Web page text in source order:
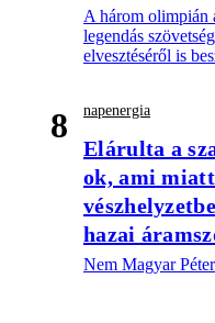
A három olimpián
legendás
elvesztéséről is
8 napenergia
Elárulta a
ok, ami
hazai
Nem Magyar